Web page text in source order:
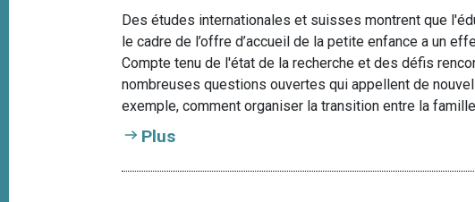
Des études internationales et suisses montrent que
le cadre de l’offre d’accueil de la petite enfance a un
Compte tenu de l'état de la recherche et des défis
nombreuses questions ouvertes qui appellent de
exemple, comment organiser la transition entre la
Plus